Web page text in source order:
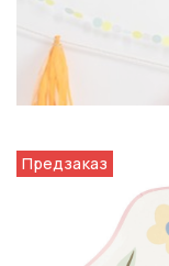
Предзаказ